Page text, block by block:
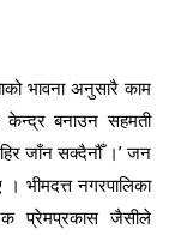
भावना अनुसारै काम
केन्द्र बनाउन सहमती
जाँन सक्दैनौँ ।’ जन
भीमदत्त नगरपालिका
प्रेमप्रकास जैसीले